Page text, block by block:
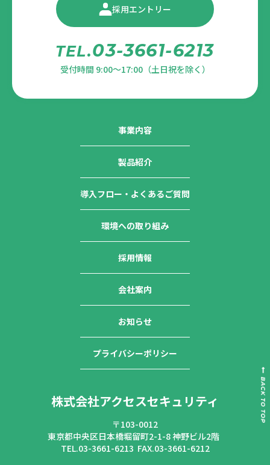
採用エントリー
TEL.03-3661-6213
受付時間 9:00～17:00（土日祝を除く）
事業内容
製品紹介
導入フロー・よくあるご質問
環境への取り組み
採用情報
会社案内
お知らせ
プライバシーポリシー
株式会社アクセスセキュリティ
〒103-0012
東京都中央区日本橋堀留町2-1-8 神野ビル2階
TEL.03-3661-6213 FAX.03-3661-6212